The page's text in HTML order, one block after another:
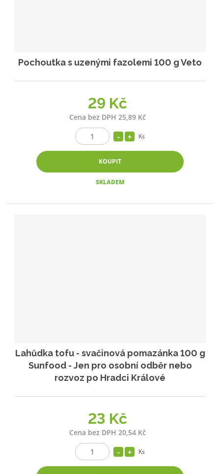
Pochoutka s uzenými fazolemi 100 g Veto
29 Kč
Cena bez DPH 25,89 Kč
Ks
KOUPIT
SKLADEM
Lahůdka tofu - svačinová pomazánka 100 g
Sunfood - Jen pro osobní odběr nebo
rozvoz po Hradci Králové
23 Kč
Cena bez DPH 20,54 Kč
Ks